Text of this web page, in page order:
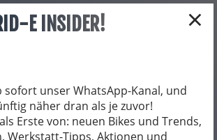
×
E INSIDER!
sofort unser WhatsApp-Kanal, und
näher dran als je zuvor!
Erste von: neuen Bikes und Trends,
Werkstatt-Tipps, Aktionen und